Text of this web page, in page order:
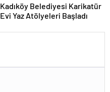
Kadıköy Belediyesi Karikatür
Evi Yaz Atölyeleri Başladı